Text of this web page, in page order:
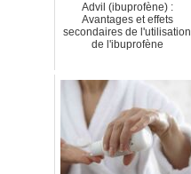
Advil (ibuprofène) :
Avantages et effets
secondaires de l'utilisation
de l'ibuprofène